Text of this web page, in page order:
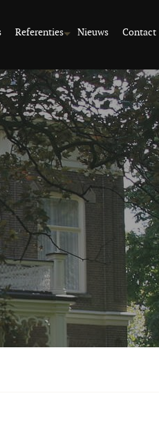
Referenties Nieuws Contact